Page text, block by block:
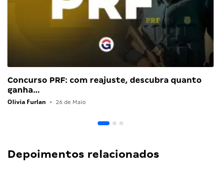
Concurso PRF: com reajuste, descubra quanto
ganha…
Olivia Furlan • 26 de Maio
Depoimentos relacionados